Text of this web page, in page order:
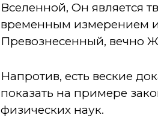
Вселенной, Он является
временным измерением и
Превознесенный, вечно
Напротив, есть веские
показать на примере
физических наук.